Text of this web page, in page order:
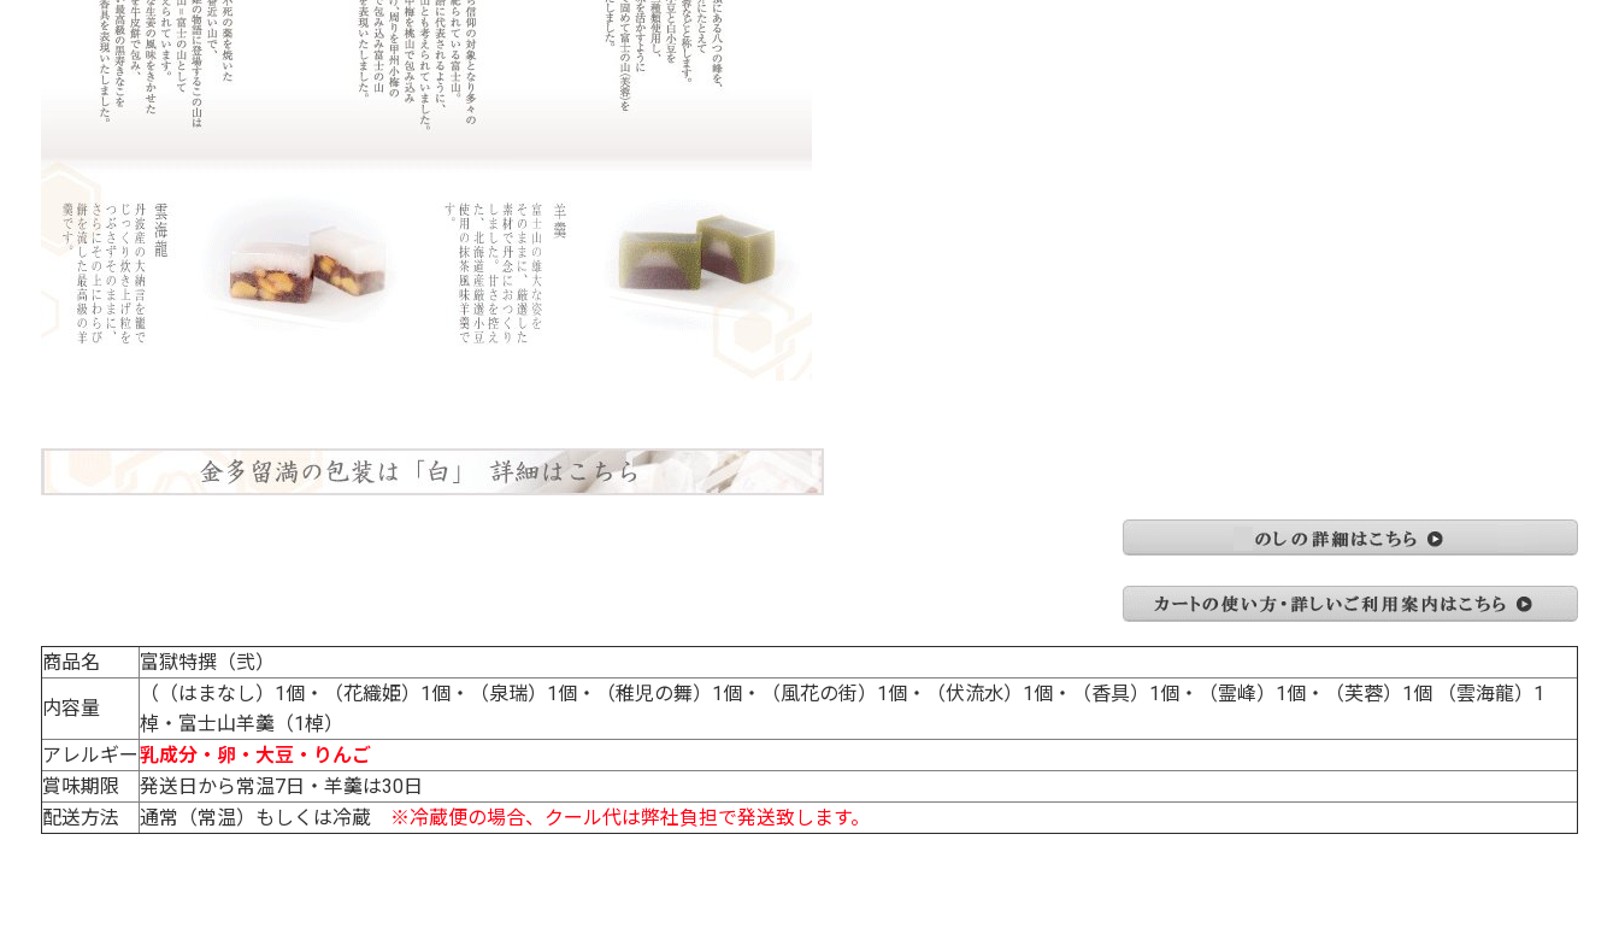
商品名
富獄特撰（弐）
内容量
（（はまなし）1個・（花織姫）1個・（泉瑞）1個・（稚児の舞）1個・（風花の街）1個・（伏流水）1個・（香具）1個・（霊峰）1個・（芙蓉）1個 （雲海龍）1
棹・富士山羊羹（1棹）
アレルギー乳成分・卵・大豆・りんご
賞味期限
発送日から常温7日・羊羹は30日
配送方法
通常（常温）もしくは冷蔵 ※冷蔵便の場合、クール代は弊社負担で発送致します。